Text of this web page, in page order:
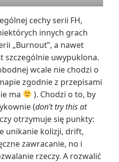
cechy serii FH,
innych grach
„Burnout”, a nawet
szczególnie uwypuklona.
wcale nie chodzi o
zgodnie z przepisami
ma
). Chodzi o to, by
(don’t try this at
otrzymuje się punkty:
unikanie kolizji, drift,
zawracanie, no i
rzeczy. A rozwalić